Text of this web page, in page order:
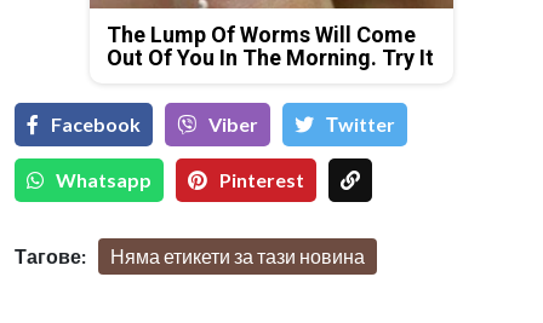
The Lump Of Worms Will Come
Out Of You In The Morning. Try It
Facebook Viber Тwitter
Whatsapp Pinterest
Тагове: Няма етикети за тази новина